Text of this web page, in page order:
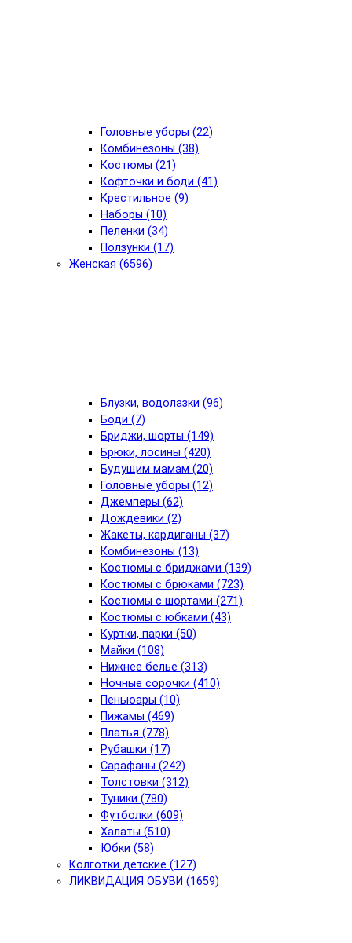
Головные уборы (22)
Комбинезоны (38)
Костюмы (21)
Кофточки и боди (41)
Крестильное (9)
Наборы (10)
Пеленки (34)
Ползунки (17)
Женская (6596)
Блузки, водолазки (96)
Боди (7)
Бриджи, шорты (149)
Брюки, лосины (420)
Будущим мамам (20)
Головные уборы (12)
Джемперы (62)
Дождевики (2)
Жакеты, кардиганы (37)
Комбинезоны (13)
Костюмы с бриджами (139)
Костюмы с брюками (723)
Костюмы с шортами (271)
Костюмы с юбками (43)
Куртки, парки (50)
Майки (108)
Нижнее белье (313)
Ночные сорочки (410)
Пеньюары (10)
Пижамы (469)
Платья (778)
Рубашки (17)
Сарафаны (242)
Толстовки (312)
Туники (780)
Футболки (609)
Халаты (510)
Юбки (58)
Колготки детские (127)
ЛИКВИДАЦИЯ ОБУВИ (1659)